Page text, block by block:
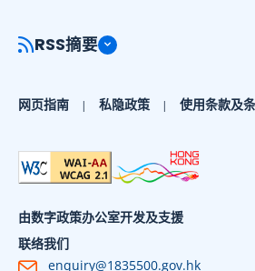
RSS摘要
网页指南 私隐政策 使用条款及
由数字政策办公室开发及支援
联络我们
enquiry@1835500.gov.hk